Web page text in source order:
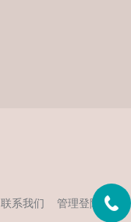
联系我们 管理登陆